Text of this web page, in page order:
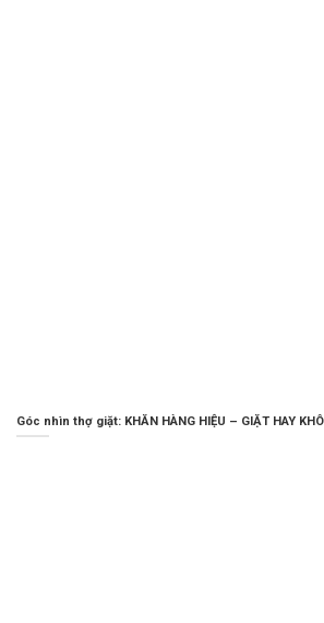
Góc nhìn thợ giặt: KHĂN HÀNG HIỆU – GIẶT HAY